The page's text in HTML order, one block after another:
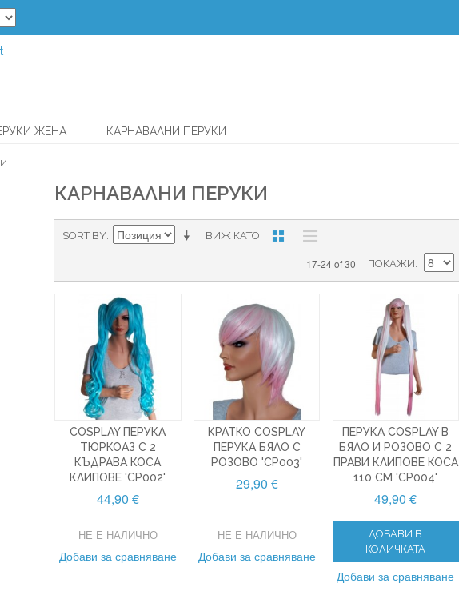
ЖЕНА КАРНАВАЛНИ ПЕРУКИ
КАРНАВАЛНИ ПЕРУКИ
ВИЖ КАТО
SORT BY
17-24 of 30 ПОКАЖИ
COSPLAY ПЕРУКА
ТЮРКОАЗ С 2
КЪДРАВА КОСА
КЛИПОВЕ 'CP002'
44,90 €
НЕ Е НАЛИЧНО
Добави за сравняване
КРАТКО COSPLAY
ПЕРУКА БЯЛО С
РОЗОВО 'CP003'
29,90 €
НЕ Е НАЛИЧНО
Добави за сравняване
ПЕРУКА COSPLAY В
БЯЛО И РОЗОВО С 2
ПРАВИ КЛИПОВЕ КОСА
110 CM 'CP004'
49,90 €
ДОБАВИ В
КОЛИЧКАТА
Добави за сравняване